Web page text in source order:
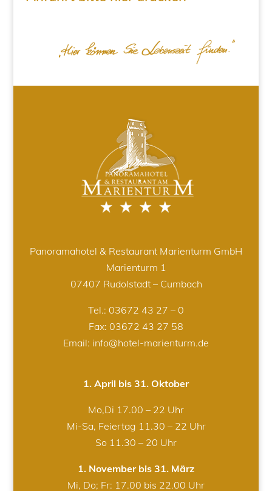
Panoramahotel & Restaurant Marienturm GmbH
Marienturm 1
07407 Rudolstadt – Cumbach
Tel.: 03672 43 27 – 0
Fax: 03672 43 27 58
Email: info@hotel-marienturm.de
1. April bis 31. Oktober
Mo,Di 17.00 – 22 Uhr
Mi-Sa, Feiertag 11.30 – 22 Uhr
So 11.30 – 20 Uhr
1. November bis 31. März
Mi, Do; Fr: 17.00 bis 22.00 Uhr